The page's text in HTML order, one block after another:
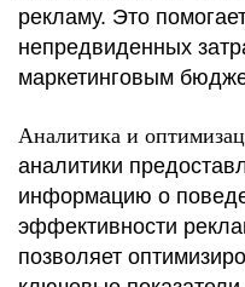
рекламу. Это
непредвиденных
маркетинговым
Аналитика и
аналитики
информацию о
эффективности
позволяет